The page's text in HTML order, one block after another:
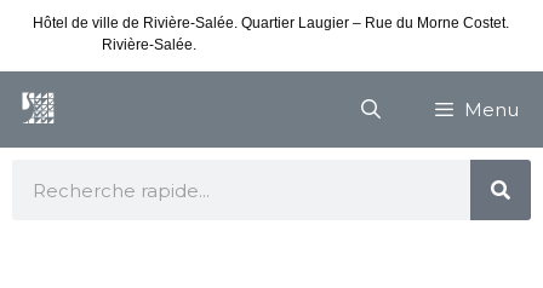
Hôtel de ville de Rivière-Salée. Quartier Laugier – Rue du Morne Costet.
Rivière-Salée.
Menu